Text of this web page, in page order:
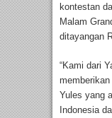
kontestan
Malam
ditayangan
“Kami dari
Yules yang
Indonesia